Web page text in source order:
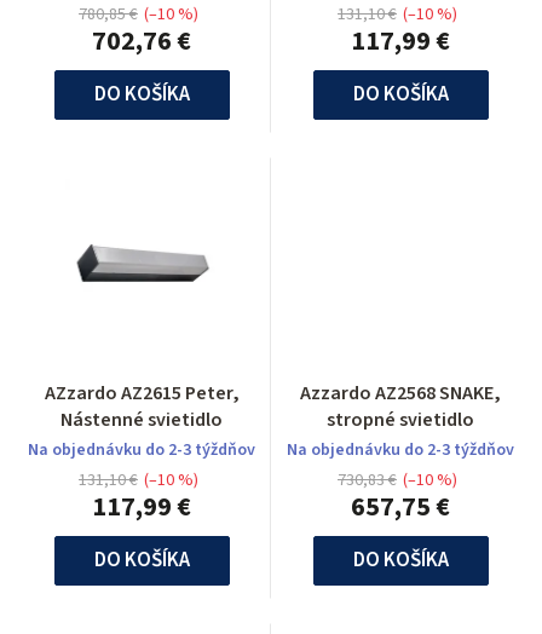
702,76 €
780,85 € (–10 %)
DO KOŠÍKA
117,99 €
131,10 € (–10 %)
DO KOŠÍKA
AZzardo AZ2615 Peter,
Nástenné svietidlo
Na objednávku do 2-3 týždňov
117,99 €
131,10 € (–10 %)
DO KOŠÍKA
Azzardo AZ2568 SNAKE,
stropné svietidlo
Na objednávku do 2-3 týždňov
657,75 €
730,83 € (–10 %)
DO KOŠÍKA